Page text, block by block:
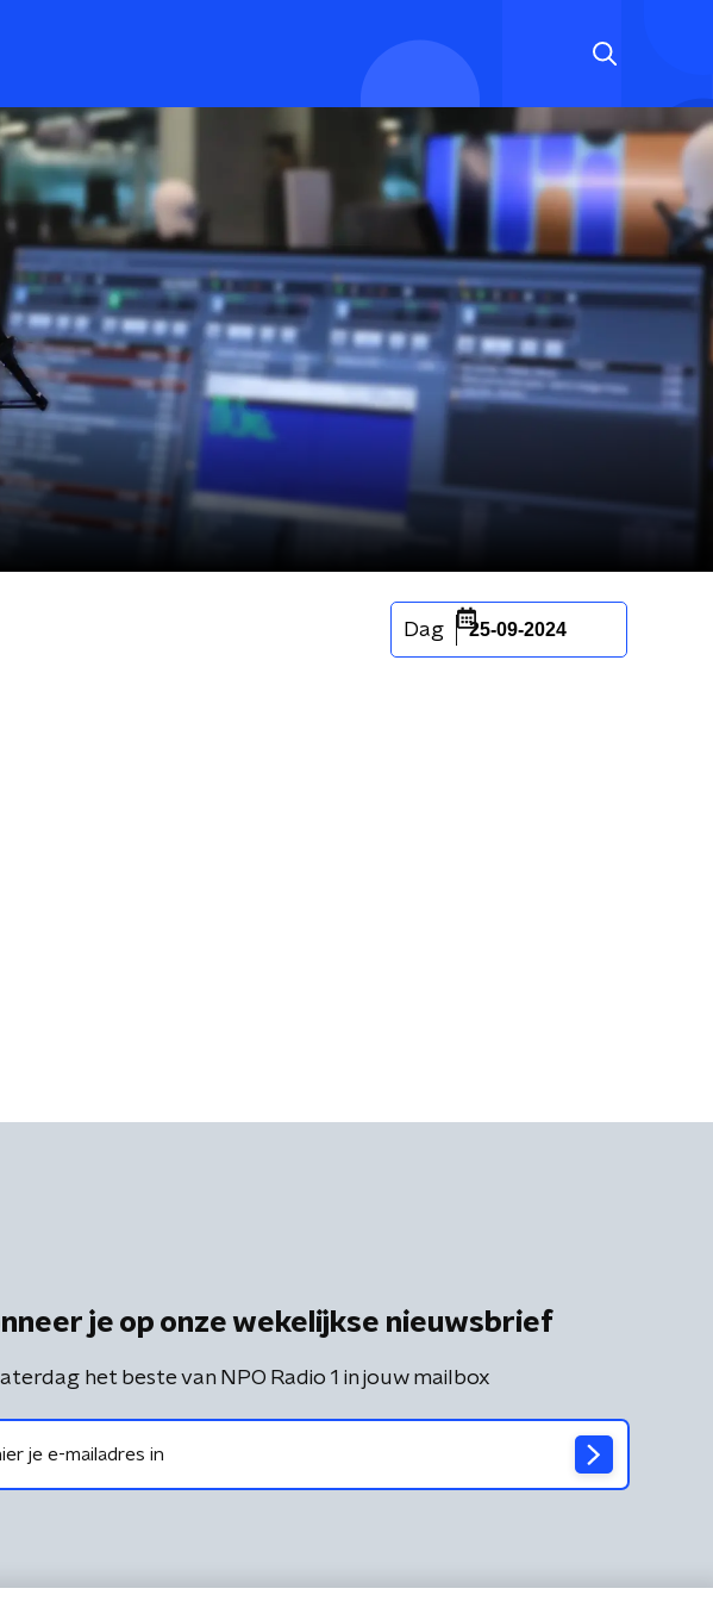
Dag 25-09-2024
je op onze wekelijkse nieuwsbrief
het beste van NPO Radio 1 in jouw mailbox